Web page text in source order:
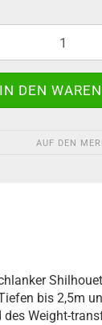
AUF DEN
bis 2,5m
Weight-